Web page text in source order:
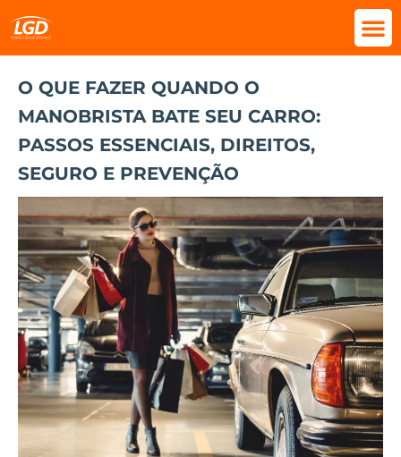
O QUE FAZER QUANDO O
MANOBRISTA BATE SEU CARRO:
PASSOS ESSENCIAIS, DIREITOS,
SEGURO E PREVENÇÃO